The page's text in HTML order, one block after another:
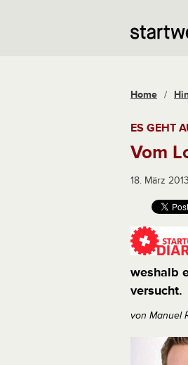
Home /
ES GEHT
Vom
18. März 2013
weshalb
versucht.
von Manuel